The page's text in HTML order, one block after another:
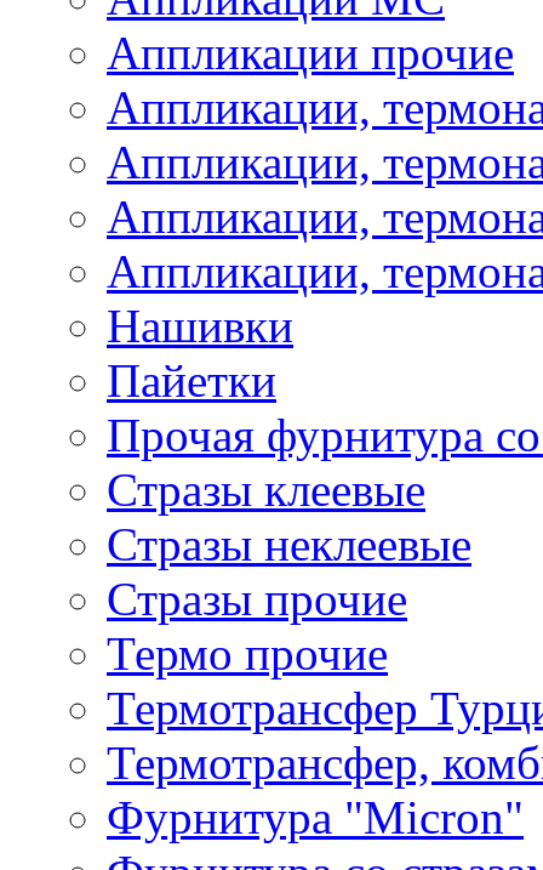
Аппликации прочие
Аппликации,
Аппликации,
Аппликации,
Аппликации,
Нашивки
Пайетки
Прочая фурнитура
Стразы клеевые
Стразы неклеевые
Стразы прочие
Термо прочие
Термотрансфер
Термотрансфер,
Фурнитура "Micron"